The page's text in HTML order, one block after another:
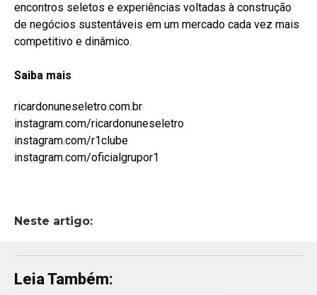
encontros seletos e experiências voltadas à construção
de negócios sustentáveis em um mercado cada vez mais
competitivo e dinâmico.
Saiba mais
ricardonuneseletro.com.br
instagram.com/ricardonuneseletro
instagram.com/r1clube
instagram.com/oficialgrupor1
Neste artigo:
Leia Também: